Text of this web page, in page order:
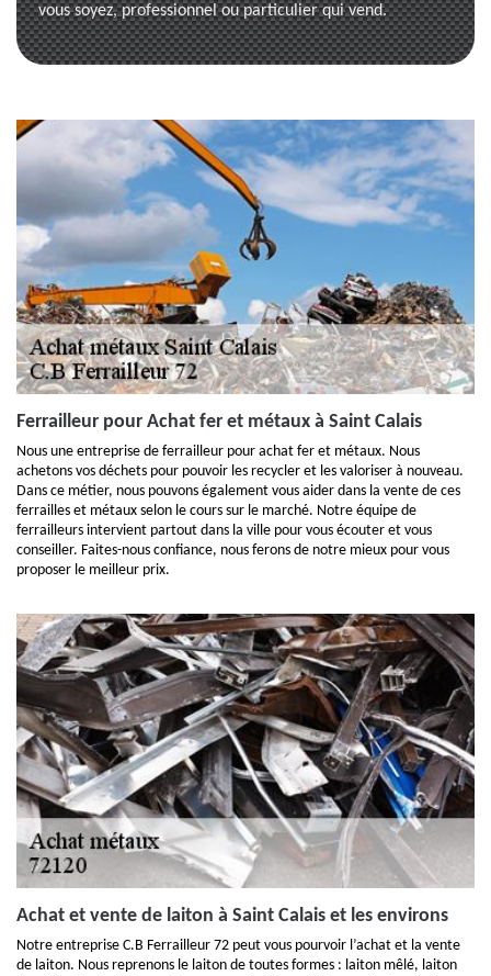
vous soyez, professionnel ou particulier qui vend.
Ferrailleur pour Achat fer et métaux à Saint Calais
Nous une entreprise de ferrailleur pour achat fer et métaux. Nous
achetons vos déchets pour pouvoir les recycler et les valoriser à nouveau.
Dans ce métier, nous pouvons également vous aider dans la vente de ces
ferrailles et métaux selon le cours sur le marché. Notre équipe de
ferrailleurs intervient partout dans la ville pour vous écouter et vous
conseiller. Faites-nous confiance, nous ferons de notre mieux pour vous
proposer le meilleur prix.
Achat et vente de laiton à Saint Calais et les environs
Notre entreprise C.B Ferrailleur 72 peut vous pourvoir l’achat et la vente
de laiton. Nous reprenons le laiton de toutes formes : laiton mêlé, laiton